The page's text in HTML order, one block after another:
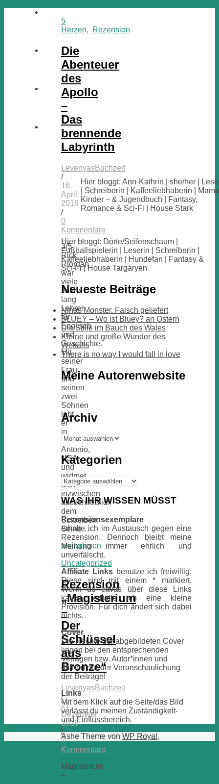
5
Herzen, Rezension
Die
Abenteuer
des
Apollo
–
Das
brennende
Labyrinth
LevenyasBuchzeit
/
16.
April
2019
/
0
Kommentare
3/5
Rick
Riordan
war
viele
Jahre
lang
Lehrer
für
Englisch
und
Geschichte.
Mit
seiner
Frau
und
seinen
zwei
Söhnen
lebt
er
in
San
Antonio,
USA,
und
widmet
sich
inzwischen
ausschließlich
dem
Schreiben.
Seine…
weiterlesen
Uncategorized
Rezension
„Magisterium
–
Der
Schlüssel
aus
Bronze“
LevenyasBuchzeit
/
21.
Dezember
2016
/
7
Kommentare
Magisterium
–
Hier bloggt: Ann-Kathrin | she/her |
| Schreiberin | Kaffeeliebhaberin |
Kinder – & Jugendbuch | Fantasy,
Romance & Sci-Fi | House Stark
Hier bloggt: Dörte/Seifenschaum |
Fußballspielerin | Leserin | Schreiberin |
Kaffeeliebhaberin | Hundefan | Fantasy &
Sci-Fi | House Targaryen
Neueste Beiträge
Ninas Monster. Falsch geliefert
BLUEY – Wo ist Bluey? an Ostern
Die Stille im Bauch des Wales
Kleine und große Wunder des
Weltalls
There is no way I would fall in love
Meine Autorenwebsite
Archiv
Archiv
Kategorien
Kategorien
WAS IHR WISSEN MÜSST
Rezensionsexemplare
erhalte ich im Austausch gegen eine
Rezension. Dennoch bleibt meine
Meinung immer ehrlich und
unverfälscht.
Affiliate Linksbenutze ich freiwillig.
Diese sind mit einem * markiert.
Wenn du etwas über diese Links
kaufst, erhalte ich eine kleine
Provision. Für dich ändert sich dabei
nichts.
Cover
Die Rechte der abgebildeten Cover
liegen bei den entsprechenden
Verlagen bzw. Autor*innen und
dienen nur der Veranschaulichung
der Beiträge!
Links
Mit dem Klick auf die Seite/das Bild
verlässt du meinen Zuständigkeit-
und Einflussbereich.
Ashe Theme von WP Royal .